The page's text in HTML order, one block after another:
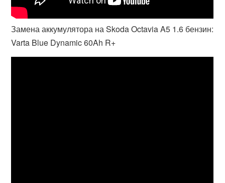
Замена аккумулятора на Skoda Octavia A5 1.6 бензин:
Varta Blue Dynamic 60Ah R+